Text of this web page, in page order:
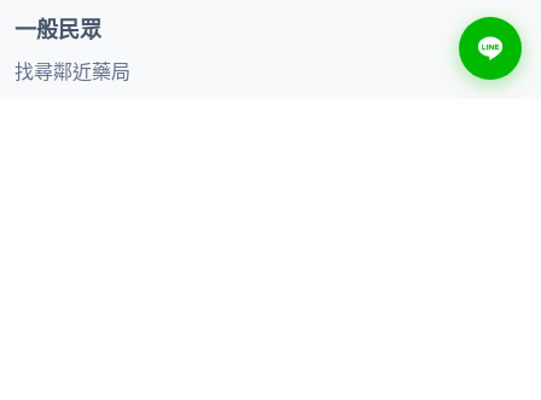
一般民眾
找尋鄰近藥局